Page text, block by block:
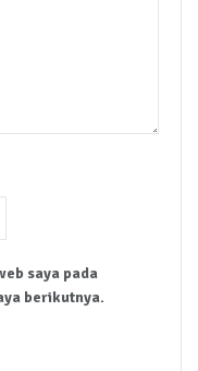
saya pada
berikutnya.